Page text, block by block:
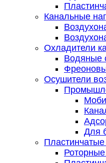
Канальные
Охладители
Водяные
Осушители
Для